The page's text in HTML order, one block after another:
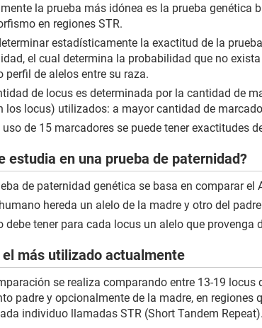
la prueba más idónea es la prueba genética
en regiones STR.
estadísticamente la exactitud de la
el cual determina la probabilidad que no
perfil de alelos entre su raza.
de locus es determinada por la cantidad de
los locus) utilizados: a mayor cantidad de
uso de 15 marcadores se puede tener exactitudes
estudia en una prueba de paternidad?
de paternidad genética se basa en comparar el
hereda un alelo de la madre y otro del
debe tener para cada locus un alelo que provenga
el más utilizado actualmente
se realiza comparando entre 13-19 locus
padre y opcionalmente de la madre, en regiones
individuo llamadas STR (Short Tandem Repeat).